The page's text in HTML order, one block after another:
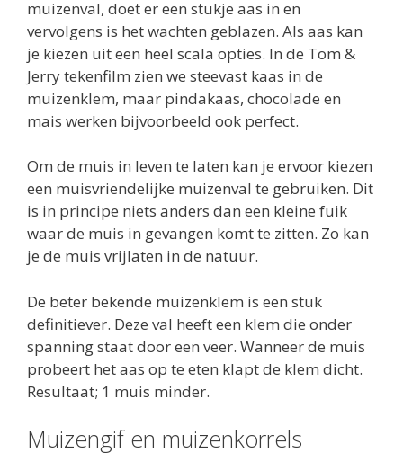
muizenval, doet er een stukje aas in en
vervolgens is het wachten geblazen. Als aas kan
je kiezen uit een heel scala opties. In de Tom &
Jerry tekenfilm zien we steevast kaas in de
muizenklem, maar pindakaas, chocolade en
mais werken bijvoorbeeld ook perfect.
Om de muis in leven te laten kan je ervoor kiezen
een muisvriendelijke muizenval te gebruiken. Dit
is in principe niets anders dan een kleine fuik
waar de muis in gevangen komt te zitten. Zo kan
je de muis vrijlaten in de natuur.
De beter bekende muizenklem is een stuk
definitiever. Deze val heeft een klem die onder
spanning staat door een veer. Wanneer de muis
probeert het aas op te eten klapt de klem dicht.
Resultaat; 1 muis minder.
Muizengif en muizenkorrels